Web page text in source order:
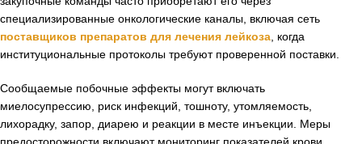
специализированные онкологические каналы, включая сеть
поставщиков препаратов для лечения лейкоза , когда
институциональные протоколы требуют проверенной поставки.
Сообщаемые побочные эффекты могут включать
миелосупрессию, риск инфекций, тошноту, утомляемость,
лихорадку, запор, диарею и реакции в месте инъекции. Меры
предосторожности включают мониторинг показателей крови,